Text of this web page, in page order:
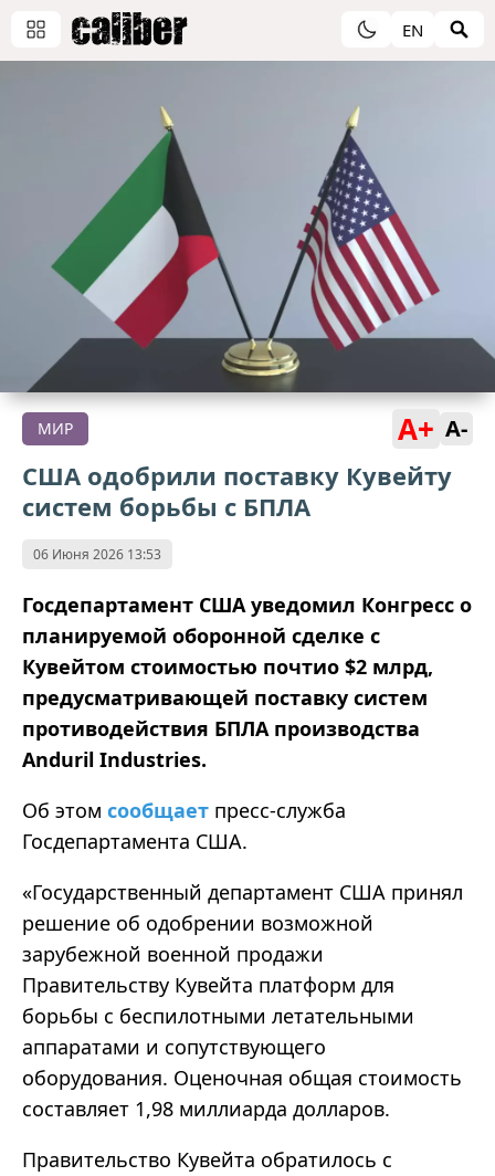
EN
МИР A+ A-
США одобрили поставку Кувейту
систем борьбы с БПЛА
06 Июня 2026 13:53
Госдепартамент США уведомил Конгресс о
планируемой оборонной сделке с
Кувейтом стоимостью почтио $2 млрд,
предусматривающей поставку систем
противодействия БПЛА производства
Anduril Industries.
Об этом сообщает пресс-служба
Госдепартамента США.
«Государственный департамент США принял
решение об одобрении возможной
зарубежной военной продажи
Правительству Кувейта платформ для
борьбы с беспилотными летательными
аппаратами и сопутствующего
оборудования. Оценочная общая стоимость
составляет 1,98 миллиарда долларов.
Правительство Кувейта обратилось с